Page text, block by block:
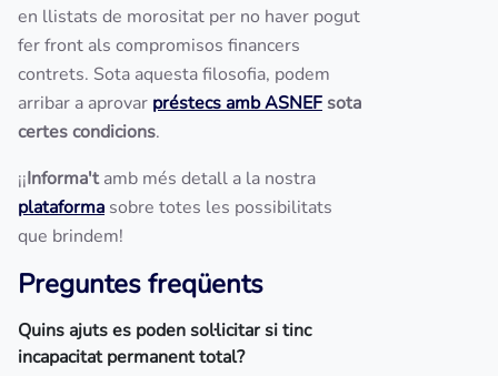
en llistats de morositat per no haver pogut
fer front als compromisos financers
contrets. Sota aquesta filosofia, podem
arribar a aprovar préstecs amb ASNEFsota
certes condicions.
¡¡Informa'tamb més detall a la nostra
plataforma sobre totes les possibilitats
que brindem!
Preguntes freqüents
Quins ajuts es poden sol·licitar si tinc
incapacitat permanent total?